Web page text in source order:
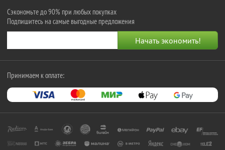
Сэкономьте до 90% при любых покупках
Подпишитесь на самые выгодные предложения
Принимаем к оплате: